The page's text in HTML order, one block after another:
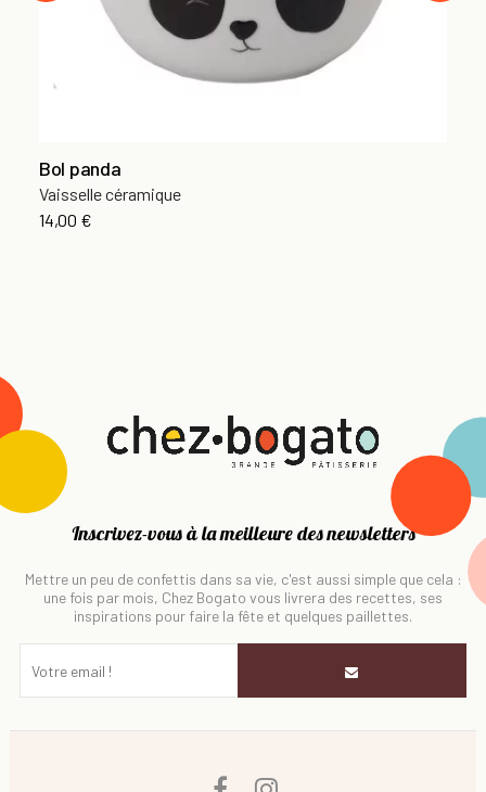
Bol panda
Vaisselle céramique
14,00 €
Inscrivez-vous à la meilleure des newsletters
Mettre un peu de confettis dans sa vie, c'est aussi simple que cela :
une fois par mois, Chez Bogato vous livrera des recettes, ses
inspirations pour faire la fête et quelques paillettes.
Facebook